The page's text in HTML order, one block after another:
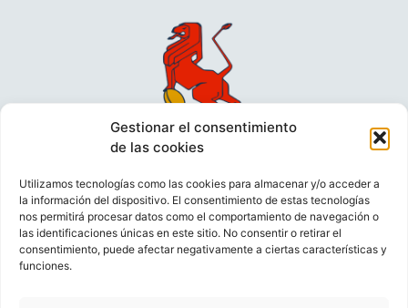
Gestionar el consentimiento
de las cookies
Utilizamos tecnologías como las cookies para almacenar y/o acceder a
la información del dispositivo. El consentimiento de estas tecnologías
nos permitirá procesar datos como el comportamiento de navegación o
las identificaciones únicas en este sitio. No consentir o retirar el
consentimiento, puede afectar negativamente a ciertas características y
funciones.